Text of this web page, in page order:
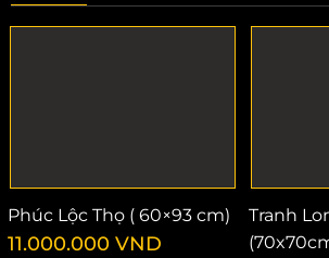
Phúc Lộc Thọ ( 60×93 cm)
11.000.000 VND
Tranh